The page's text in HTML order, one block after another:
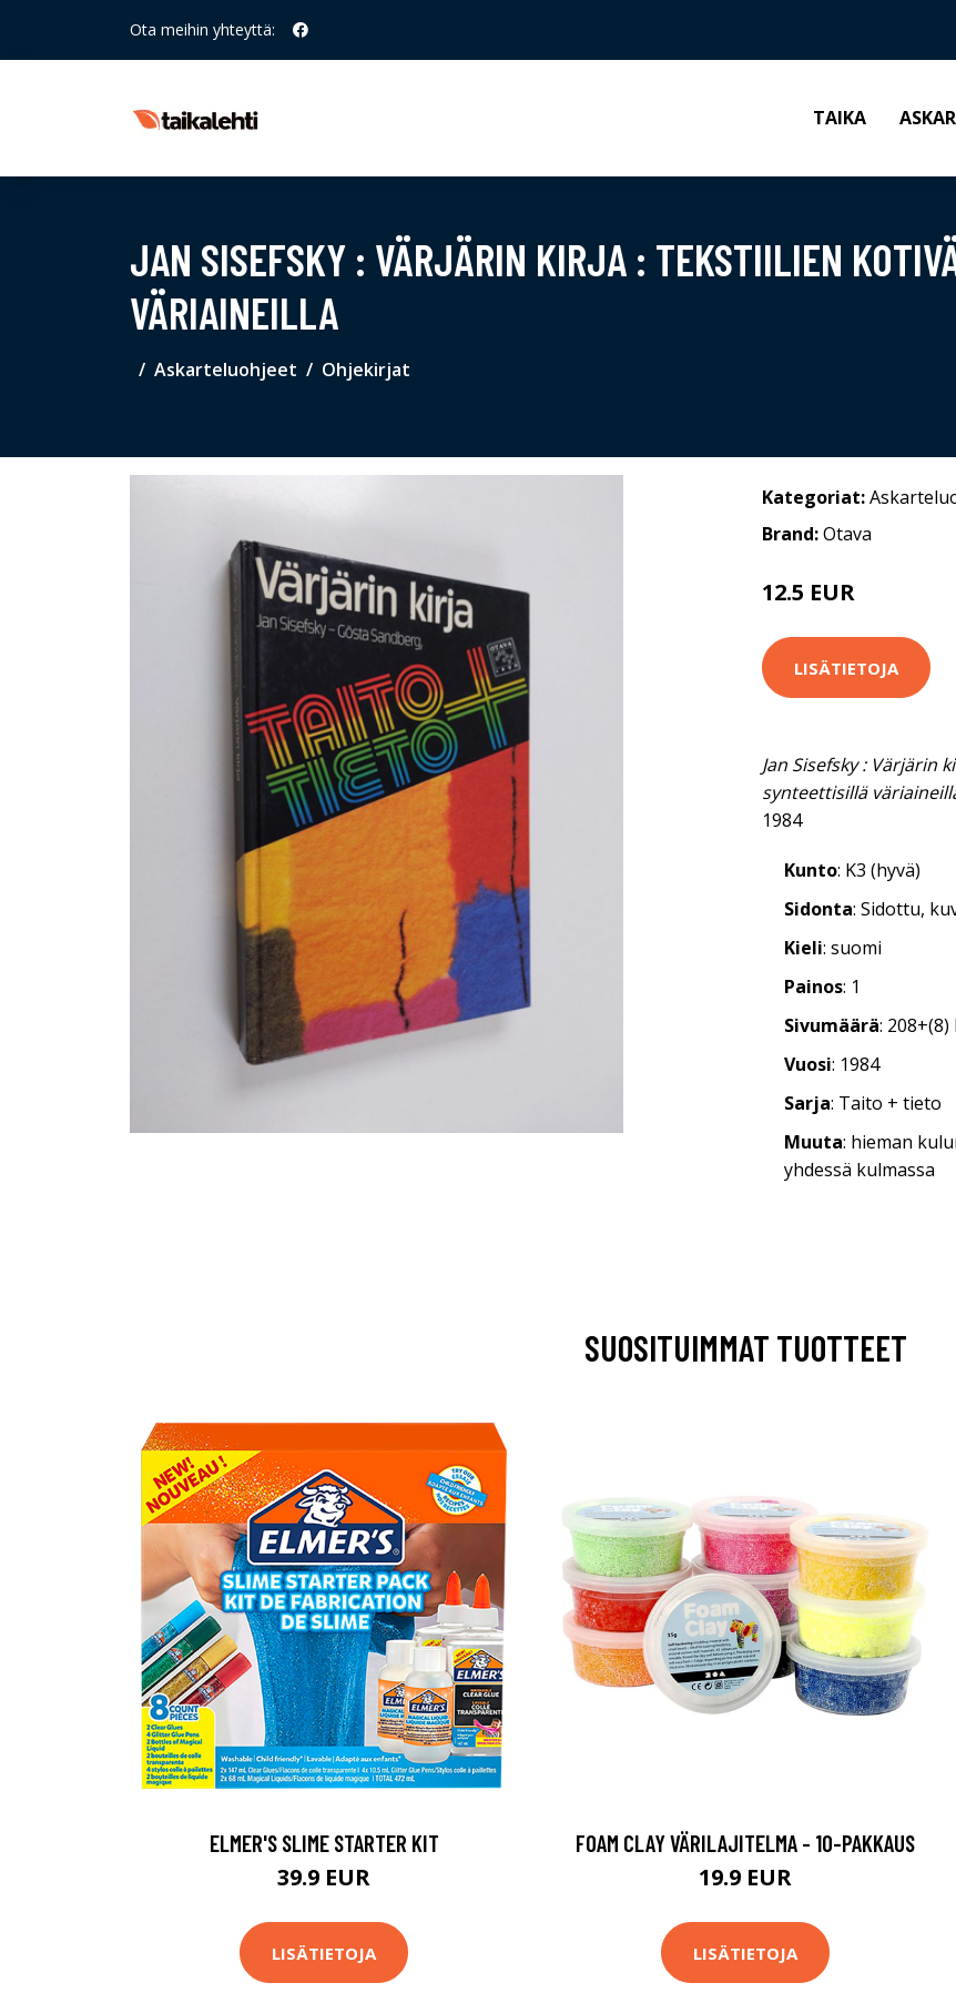
Ota meihin yhteyttä:
TAIKA
JAN SISEFSKY : VÄRJÄRIN KIRJA : TEKSTIILIEN
VÄRIAINEILLA
Askarteluohjeet Ohjekirjat
Kategoriat:
Brand:Otava
12.5 EUR
LISÄTIETOJA
Jan Sisefsky : Värjärin
synteettisillä
1984
Kunto: K3 (hyvä)
Sidonta: Sidottu,
Kieli: suomi
Painos: 1
Sivumäärä:
Vuosi: 1984
Sarja: Taito + tieto
Muuta: hieman
yhdessä kulmassa
SUOSITUIMMAT TUOTTEET
ELMER'S SLIME STARTER KIT
39.9 EUR
LISÄTIETOJA
FOAM CLAY VÄRILAJITELMA - 10-PAKKAUS
19.9 EUR
LISÄTIETOJA